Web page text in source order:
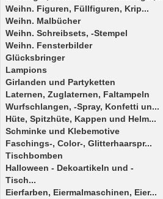
Weihn. Figuren, Füllfiguren, Krip...
Weihn. Malbücher
Weihn. Schreibsets, -Stempel
Weihn. Fensterbilder
Glücksbringer
Lampions
Girlanden und Partyketten
Laternen, Zuglaternen, Faltampeln
Wurfschlangen, -Spray, Konfetti un...
Hüte, Spitzhüte, Kappen und Helm...
Schminke und Klebemotive
Faschings-, Color-, Glitterhaarspr...
Tischbomben
Halloween - Dekoartikeln und -
Tisch...
Eierfarben, Eiermalmaschinen, Eier...